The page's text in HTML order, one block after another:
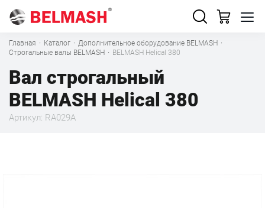
Главная · Каталог · Дополнительное оборудование BELMASH ·
Строгальные валы BELMASH · BELMASH Helical 380
Вал строгальный
BELMASH Helical 380
Артикул: RA029A